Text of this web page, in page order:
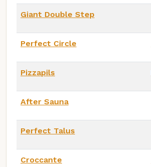
Giant Double Step
Perfect Circle
Pizzapils
After Sauna
Perfect Talus
Croccante